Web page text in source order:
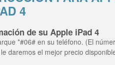
4
de su Apple iPad 4
*#06# en su teléfono. (El
daremos el mejor precio